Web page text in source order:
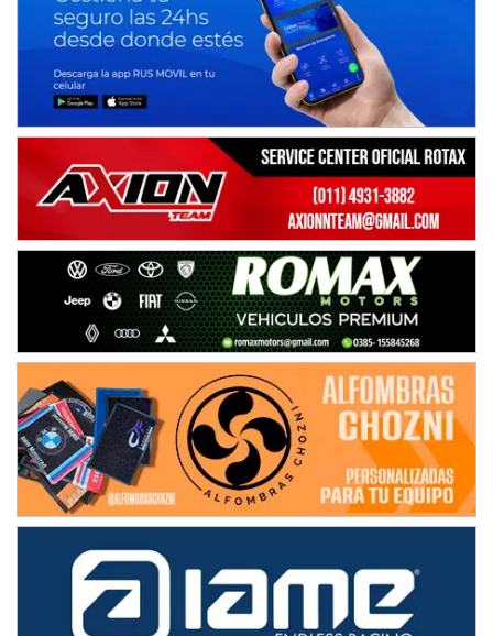
Ciudad de Avellaneda (Asfalto)
Avellaneda (Santa Fe)
SUR SANTAFESINO - F4
José Samuel Sánchez (Tierra)
Rufino (Santa Fe)
TUCUMANO - F5
Juan Navarro (Asfalto)
El Timbó (Tucumán)